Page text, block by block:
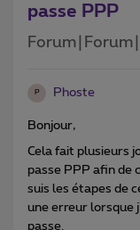
passe PPP
P Phoste
Bonjour,
Cela fait plusieurs
passe PPP afin de
suis les étapes de
une erreur lorsque
passe.